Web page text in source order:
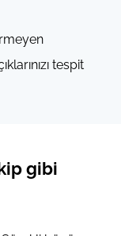
tespit
gibi